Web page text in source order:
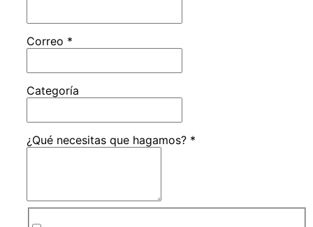
Correo *
Categoría
¿Qué necesitas que hagamos? *